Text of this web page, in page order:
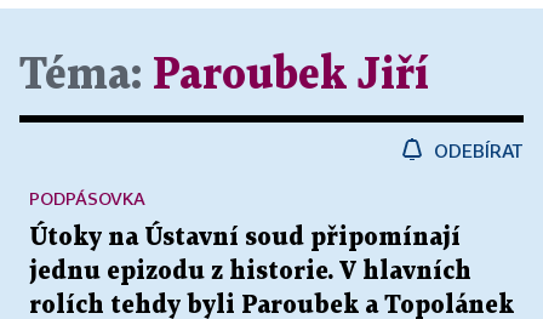
Téma: Paroubek Jiří
ODEBÍRAT
Útoky na Ústavní soud připomínají
jednu epizodu z historie. V hlavních
rolích tehdy byli Paroubek a Topolánek
PODPÁSOVKA